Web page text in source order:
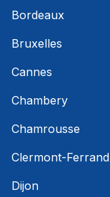
Bordeaux
Bruxelles
Cannes
Chambery
Chamrousse
Clermont-Ferrand
Dijon